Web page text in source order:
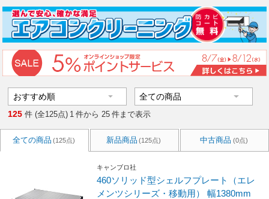
125 件 (全125点) 1 件から 25 件まで表示
全ての商品 (125点) 新品商品 (125点) 中古商品 (0点)
キャンブロ社
460ソリッド型シェルフプレート（エレ
メンツシリーズ・移動用） 幅1380mm